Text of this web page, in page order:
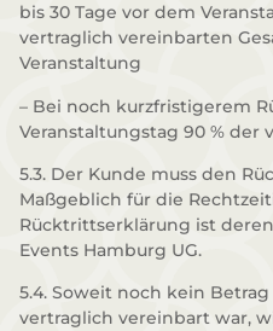
bis 30 Tage vor dem
vertraglich vereinbarten
Veranstaltung
– Bei noch kurzfristigerem
Veranstaltungstag 90 % der
5.3. Der Kunde muss den
Maßgeblich für die
Rücktrittserklärung ist
Events Hamburg UG.
5.4. Soweit noch kein
vertraglich vereinbart war,